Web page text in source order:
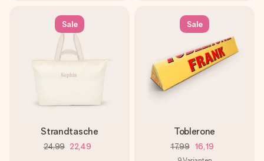
Sale
Strandtasche
24,99 22,49
Sale
Toblerone
17,99 16,19